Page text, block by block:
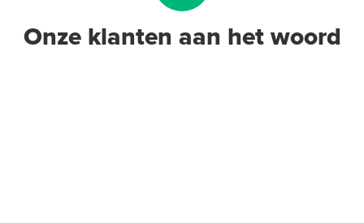
Onze klanten aan het woord